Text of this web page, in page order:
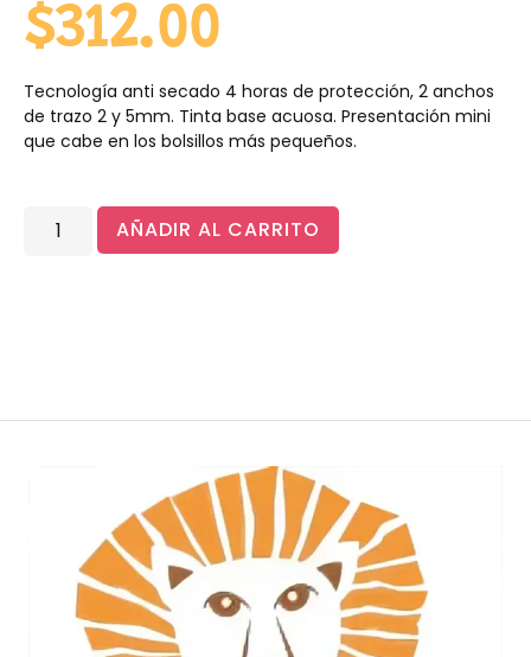
$312.00
Tecnología anti secado 4 horas de protección, 2 anchos
de trazo 2 y 5mm. Tinta base acuosa. Presentación mini
que cabe en los bolsillos más pequeños.
AÑADIR AL CARRITO